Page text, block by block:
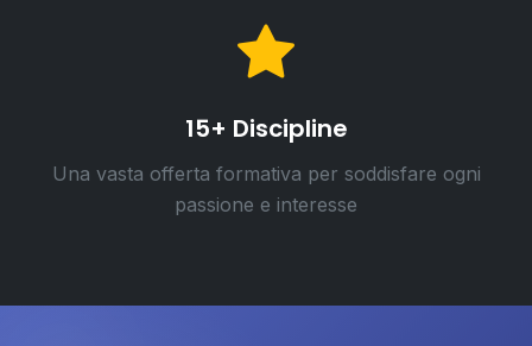
15+ Discipline
Una vasta offerta formativa per soddisfare ogni
passione e interesse